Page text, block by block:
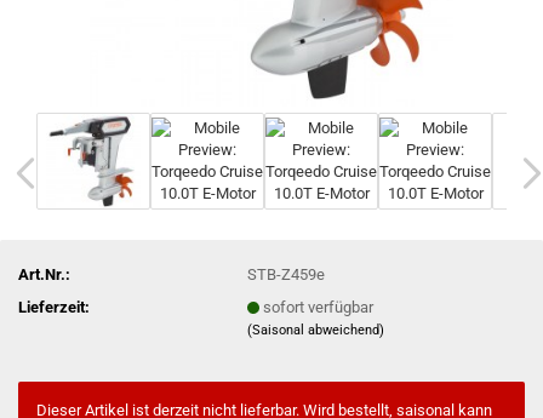
Art.Nr.:
STB-Z459e
Lieferzeit:
sofort verfügbar
(Saisonal abweichend)
Dieser Artikel ist derzeit nicht lieferbar. Wird bestellt, saisonal kann